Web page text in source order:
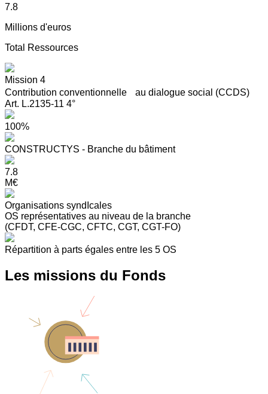
7.8
Millions d'euros
Total Ressources
Mission 4
Contribution conventionnelle au dialogue social (CCDS)
Art. L.2135-11 4°
100%
CONSTRUCTYS - Branche du bâtiment
7.8
M€
Organisations syndIcales
OS représentatives au niveau de la branche
(CFDT, CFE-CGC, CFTC, CGT, CGT-FO)
Répartition à parts égales entre les 5 OS
Les missions du Fonds